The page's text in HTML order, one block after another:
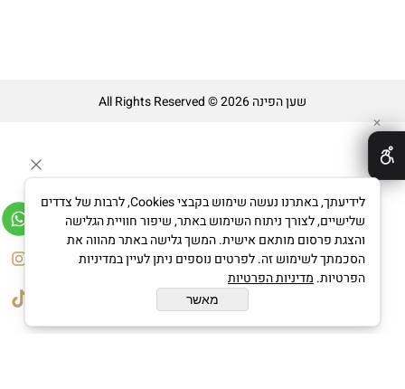
שען הפינה All Rights Reserved © 2026
בניית אתרים
✕
לידיעתך, באתרנו נעשה שימוש בקבצי Cookies, לרבות של צדדים
שלישיים, לצורך ניתוח השימוש באתר, שיפור חוויית הגלישה
והצגת פרסום מותאם אישית. המשך גלישה באתר מהווה את
הסכמתך לשימוש זה. לפרטים נוספים ניתן לעיין במדיניות
הפרטיות. מדיניות הפרטיות
מאשר